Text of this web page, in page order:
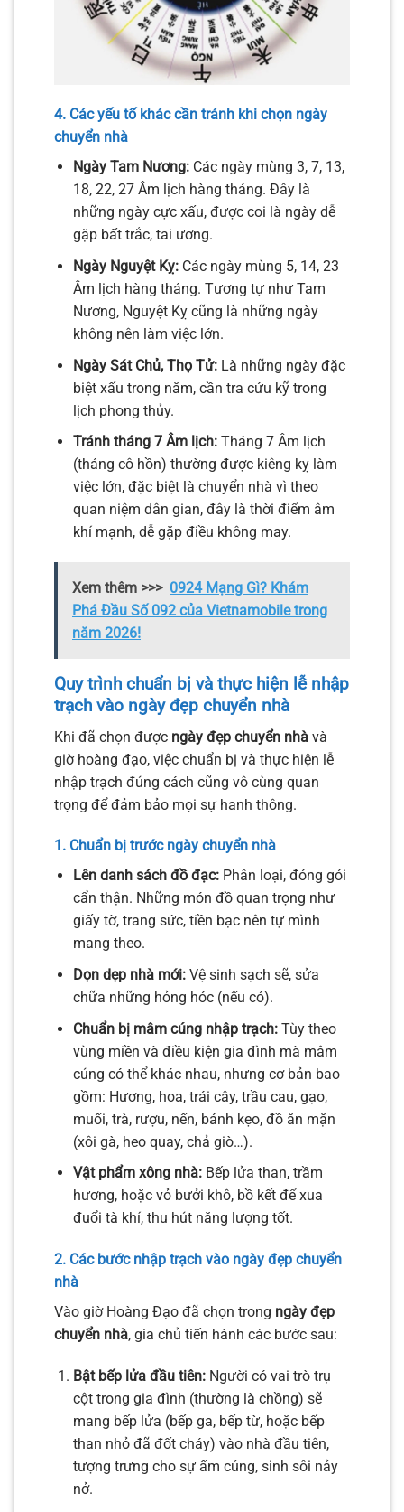
4. Các yếu tố khác cần tránh khi chọn ngày
chuyển nhà
Ngày Tam Nương:Các ngày mùng 3, 7, 13,
18, 22, 27 Âm lịch hàng tháng. Đây là
những ngày cực xấu, được coi là ngày dễ
gặp bất trắc, tai ương.
Ngày Nguyệt Kỵ:Các ngày mùng 5, 14, 23
Âm lịch hàng tháng. Tương tự như Tam
Nương, Nguyệt Kỵ cũng là những ngày
không nên làm việc lớn.
Ngày Sát Chủ, Thọ Tử:Là những ngày đặc
biệt xấu trong năm, cần tra cứu kỹ trong
lịch phong thủy.
Tránh tháng 7 Âm lịch:Tháng 7 Âm lịch
(tháng cô hồn) thường được kiêng kỵ làm
việc lớn, đặc biệt là chuyển nhà vì theo
quan niệm dân gian, đây là thời điểm âm
khí mạnh, dễ gặp điều không may.
Xem thêm >>> 0924 Mạng Gì? Khám
Phá Đầu Số 092 của Vietnamobile trong
năm 2026!
Quy trình chuẩn bị và thực hiện lễ nhập
trạch vào ngày đẹp chuyển nhà
Khi đã chọn được ngày đẹp chuyển nhà và
giờ hoàng đạo, việc chuẩn bị và thực hiện lễ
nhập trạch đúng cách cũng vô cùng quan
trọng để đảm bảo mọi sự hanh thông.
1. Chuẩn bị trước ngày chuyển nhà
Lên danh sách đồ đạc:Phân loại, đóng gói
cẩn thận. Những món đồ quan trọng như
giấy tờ, trang sức, tiền bạc nên tự mình
mang theo.
Dọn dẹp nhà mới:Vệ sinh sạch sẽ, sửa
chữa những hỏng hóc (nếu có).
Chuẩn bị mâm cúng nhập trạch:Tùy theo
vùng miền và điều kiện gia đình mà mâm
cúng có thể khác nhau, nhưng cơ bản bao
gồm: Hương, hoa, trái cây, trầu cau, gạo,
muối, trà, rượu, nến, bánh kẹo, đồ ăn mặn
(xôi gà, heo quay, chả giò…).
Vật phẩm xông nhà:Bếp lửa than, trầm
hương, hoặc vỏ bưởi khô, bồ kết để xua
đuổi tà khí, thu hút năng lượng tốt.
2. Các bước nhập trạch vào ngày đẹp chuyển
nhà
Vào giờ Hoàng Đạo đã chọn trong ngày đẹp
chuyển nhà, gia chủ tiến hành các bước sau:
Bật bếp lửa đầu tiên:Người có vai trò trụ
cột trong gia đình (thường là chồng) sẽ
mang bếp lửa (bếp ga, bếp từ, hoặc bếp
than nhỏ đã đốt cháy) vào nhà đầu tiên,
tượng trưng cho sự ấm cúng, sinh sôi nảy
nở.